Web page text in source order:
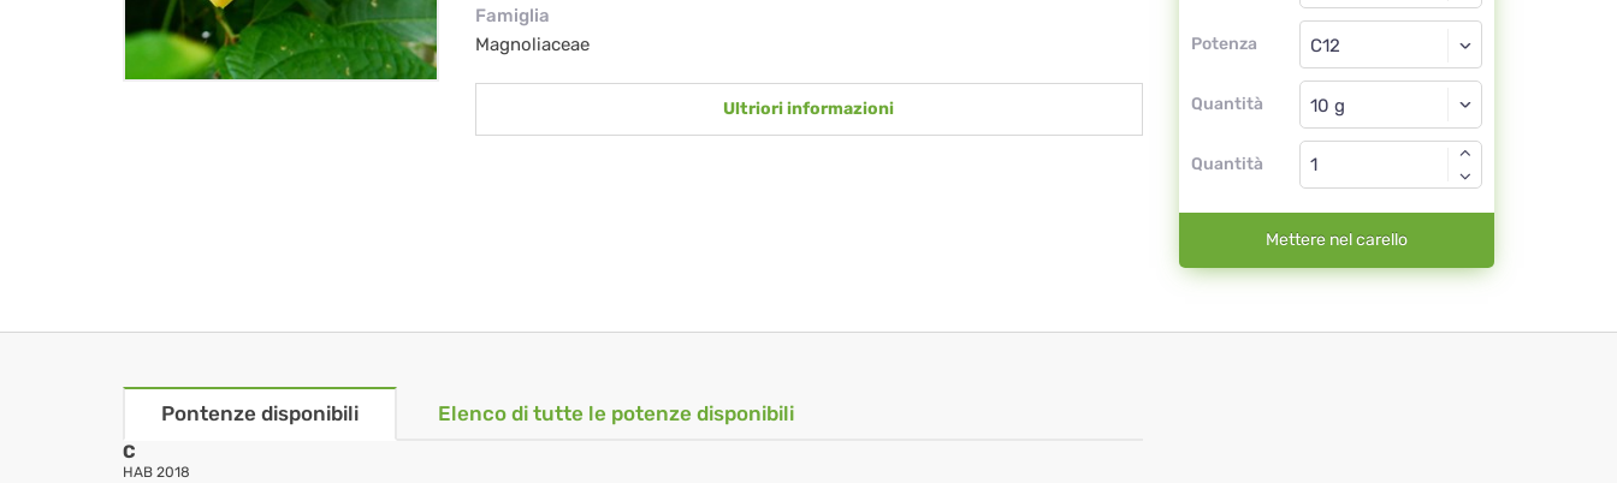
Famiglia
Magnoliaceae
Ultriori informazioni
Potenza
Globuli
C12
Quantità
Globuli
Quantità
Mettere nel carello
Pontenze disponibili Elenco di tutte le potenze disponibili
C
HAB 2018